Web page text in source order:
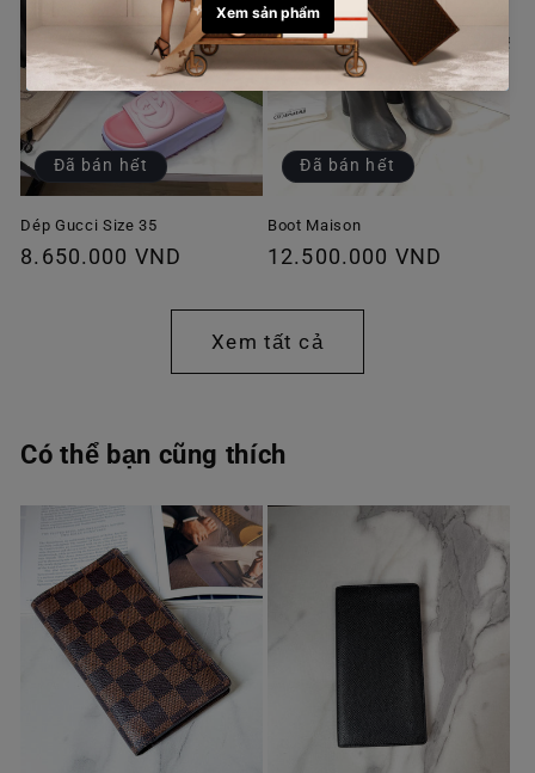
Đã bán hết
Dép Gucci Size 35
Giá
8.650.000 VND
Đã bán hết
Boot Maison
Giá
thường
12.500.000 VND
Xem tất cả
Có thể bạn cũng thích